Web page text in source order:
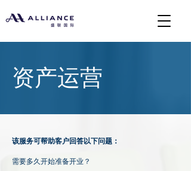
资产运营
该服务可帮助客户回答以下问题：
需要多久开始准备开业？